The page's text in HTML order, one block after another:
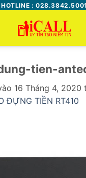
HOTLINE : 028.3842.5001
tien-
16 Tháng 4, 2020
ĐỰNG TIỀN RT410